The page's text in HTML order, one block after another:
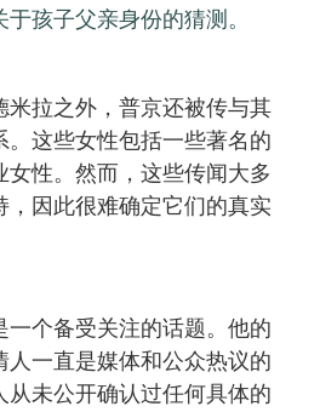
孩子父亲身份的猜测。
米拉之外，普京还被传与其
。这些女性包括一些著名的
女性。然而，这些传闻大多
，因此很难确定它们的真实
一个备受关注的话题。他的
人一直是媒体和公众热议的
从未公开确认过任何具体的